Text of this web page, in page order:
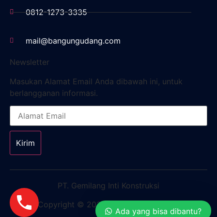
0812-1273-3335
mail@bangungudang.com
Newsletter
Masukan Alamat Email Anda dibawah ini, untuk
berlangganan informasi.
Kirim
PT. Gemilang Inti Konstruksi
Copyright © 2023. All rights reserved.
Ada yang bisa dibantu?